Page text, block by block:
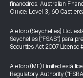
financeiros. Australian
Office: Level 3, 60
A eToro (Seychelles) Ltd.
Seychelles ("FSAS") para
Securities Act 2007 License
A eToro (ME) Limited está
Regulatory Authority